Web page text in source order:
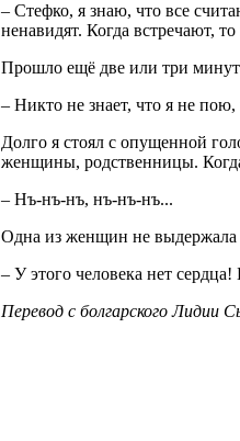
– Стефко, я знаю, что все
ненавидят. Когда встречают,
Прошло ещё две или три
– Никто не знает, что я не
Долго я стоял с опущенной
женщины, родственницы.
– Нъ-нъ-нъ, нъ-нъ-нъ...
Одна из женщин не выдержала
– У этого человека нет
Перевод с болгарского Лидии